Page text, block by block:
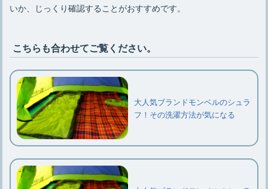
いか、じっくり確認することがおすすめです。
こちらも合わせてご覧ください。
大人気ブランドモンベルのシュラ
フ！その洗濯方法が気になる